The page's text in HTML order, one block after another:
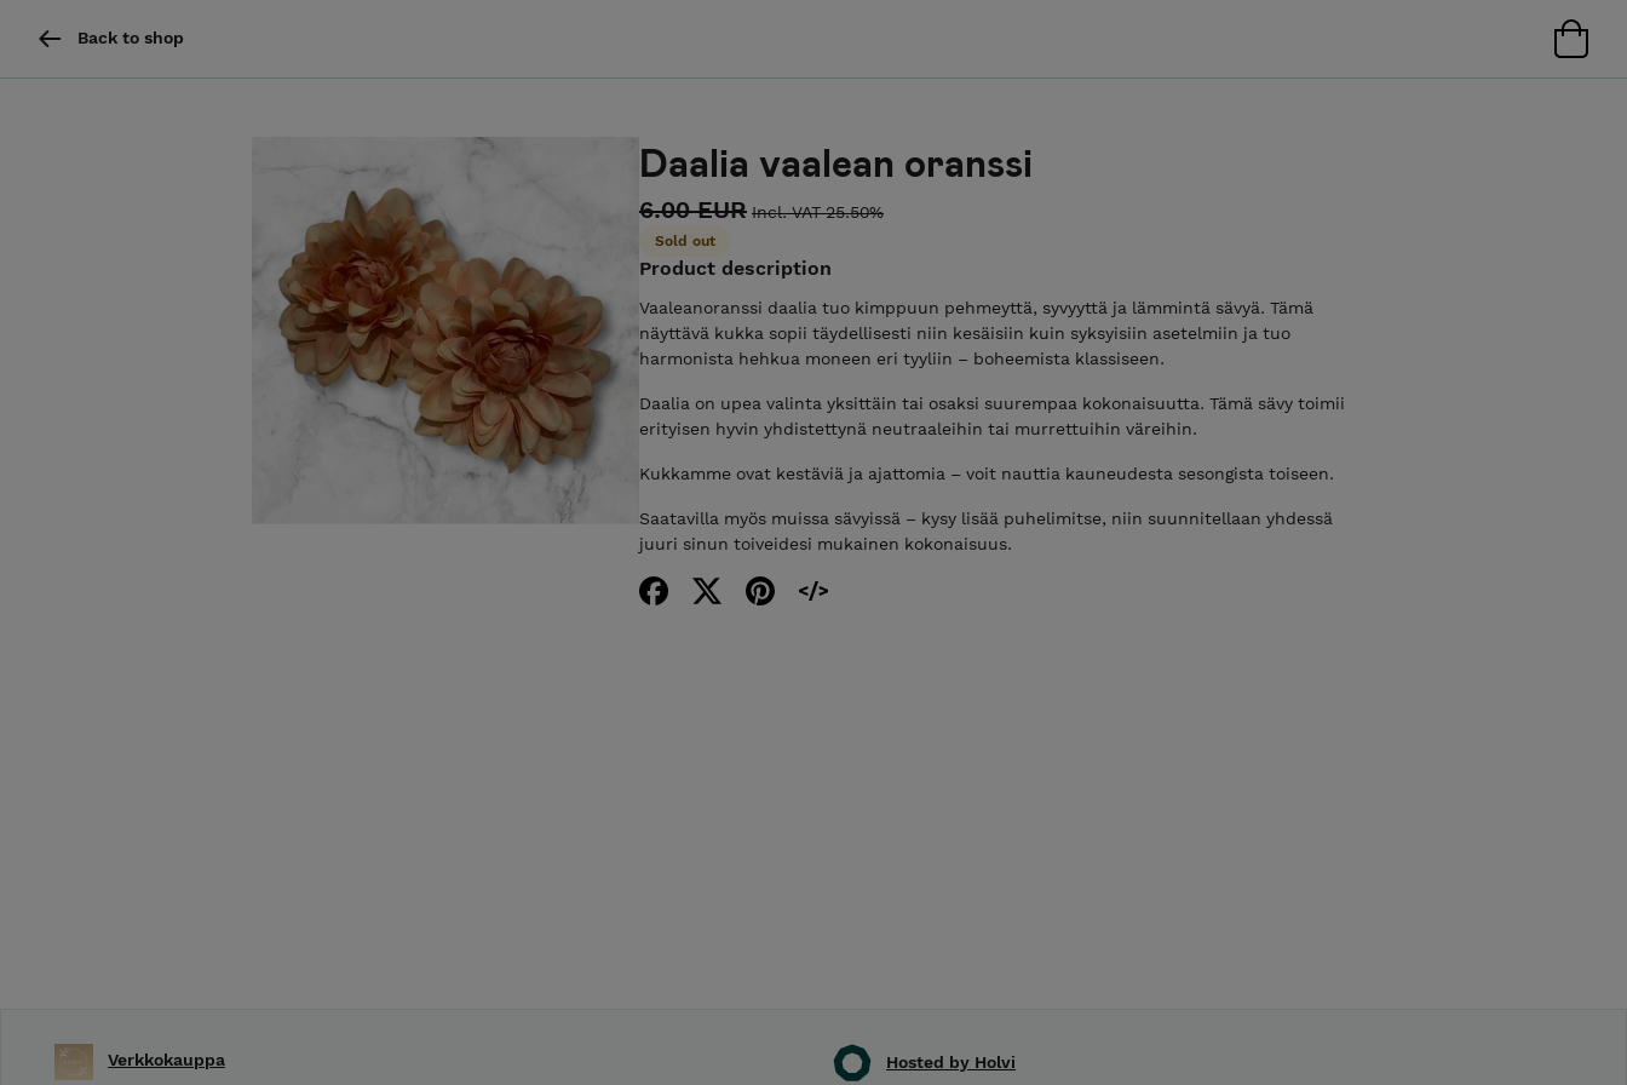
Back to shop
Daalia vaalean oranssi
6.00 EUR Incl. VAT 25.50%
Sold out
Product description
Vaaleanoranssi daalia tuo kimppuun pehmeyttä, syvyyttä ja lämmintä sävyä. Tämä
näyttävä kukka sopii täydellisesti niin kesäisiin kuin syksyisiin asetelmiin ja tuo
harmonista hehkua moneen eri tyyliin – boheemista klassiseen.
Daalia on upea valinta yksittäin tai osaksi suurempaa kokonaisuutta. Tämä sävy toimii
erityisen hyvin yhdistettynä neutraaleihin tai murrettuihin väreihin.
Kukkamme ovat kestäviä ja ajattomia – voit nauttia kauneudesta sesongista toiseen.
Saatavilla myös muissa sävyissä – kysy lisää puhelimitse, niin suunnitellaan yhdessä
juuri sinun toiveidesi mukainen kokonaisuus.
Hosted by Holvi
Verkkokauppa